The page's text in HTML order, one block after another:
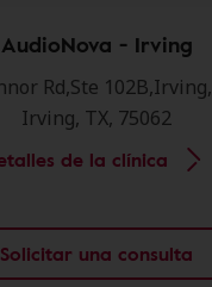
AudioNova - Irving
Rd,Ste
Irving, TX, 75062
de la clínica
Solicitar una consulta